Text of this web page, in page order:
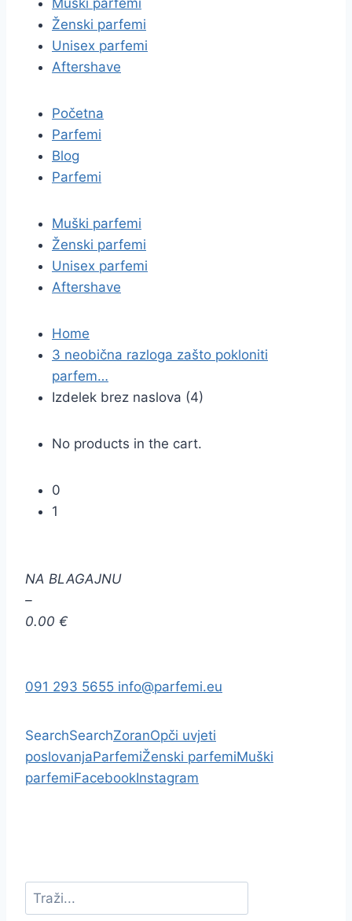
Ženski parfemi
Unisex parfemi
Aftershave
Početna
Parfemi
Blog
Parfemi
Muški parfemi
Ženski parfemi
Unisex parfemi
Aftershave
Home
3 neobična razloga zašto pokloniti
parfem…
Izdelek brez naslova (4)
No products in the cart.
0
1
NA BLAGAJNU
–
0.00 €
091 293 5655 info@parfemi.eu
SearchSearchZoranOpči uvjeti
poslovanjaParfemiŽenski parfemiMuški
parfemiFacebookInstagram